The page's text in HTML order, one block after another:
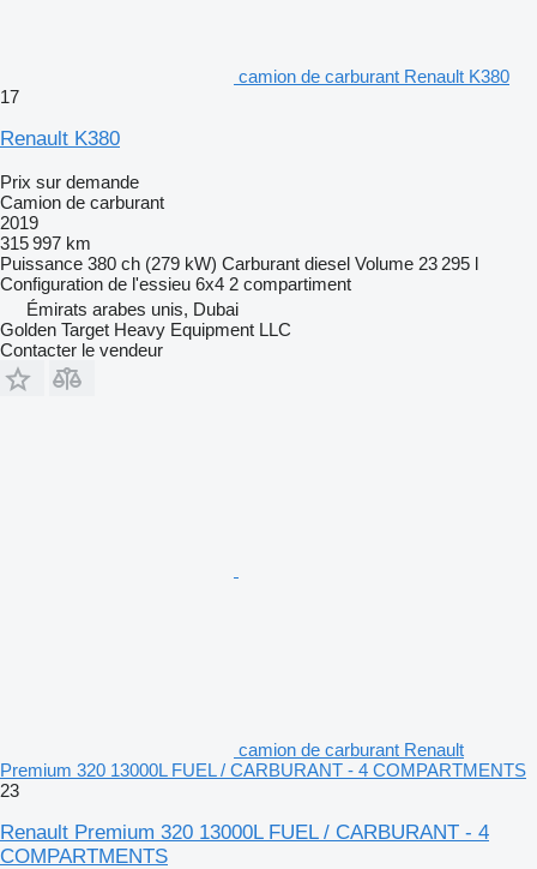
camion de carburant Renault K380
17
Renault K380
Prix sur demande
Camion de carburant
2019
315 997 km
Puissance 380 ch (279 kW) Carburant diesel Volume 23 295 l
Configuration de l'essieu 6x4 2 compartiment
Émirats arabes unis, Dubai
Golden Target Heavy Equipment LLC
Contacter le vendeur
camion de carburant Renault
Premium 320 13000L FUEL / CARBURANT - 4 COMPARTMENTS
23
Renault Premium 320 13000L FUEL / CARBURANT - 4
COMPARTMENTS